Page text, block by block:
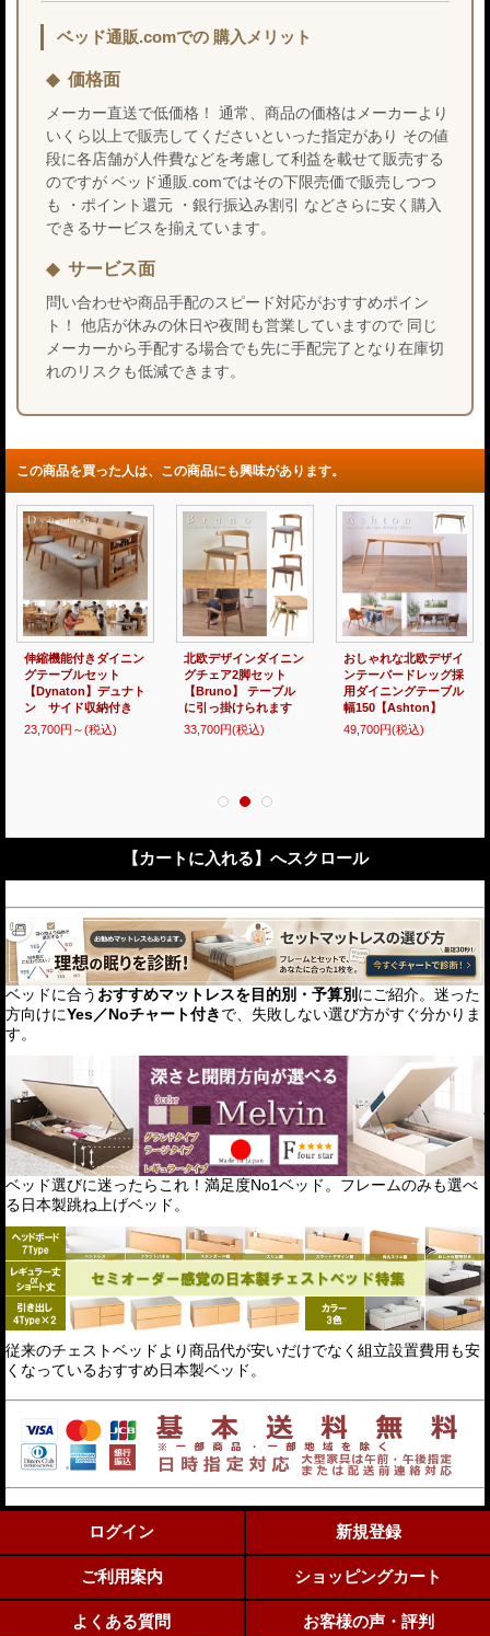
ベッド通販.comでの 購入メリット
価格面
メーカー直送で低価格！ 通常、商品の価格はメーカーより
いくら以上で販売してくださいといった指定があり その値
段に各店舗が人件費などを考慮して利益を載せて販売する
のですが ベッド通販.comではその下限売価で販売しつつ
も ・ポイント還元 ・銀行振込み割引 などさらに安く購入
できるサービスを揃えています。
サービス面
問い合わせや商品手配のスピード対応がおすすめポイン
ト！ 他店が休みの休日や夜間も営業していますので 同じ
メーカーから手配する場合でも先に手配完了となり在庫切
れのリスクも低減できます。
この商品を買った人は、この商品にも興味があります。
伸縮機能付きダイニン
グテーブルセット
【Dynaton】デュナト
ン サイド収納付き
23,700円～(税込)
北欧デザインダイニン
グチェア2脚セット
【Bruno】 テーブル
に引っ掛けられます
33,700円(税込)
おしゃれな北欧デザイ
ンテーパードレッグ採
用ダイニングテーブル
幅150【Ashton】
49,700円(税込)
【カートに入れる】へスクロール
ベッドに合う おすすめマットレスを目的別・予算別 にご紹介。迷った
方向けにYes／Noチャート付き で、失敗しない選び方がすぐ分かりま
す。
ベッド選びに迷ったらこれ！満足度No1ベッド。フレームのみも選べ
る日本製跳ね上げベッド。
従来のチェストベッドより商品代が安いだけでなく組立設置費用も安
くなっているおすすめ日本製ベッド。
ログイン 新規登録
ご利用案内 ショッピングカート
よくある質問 お客様の声・評判